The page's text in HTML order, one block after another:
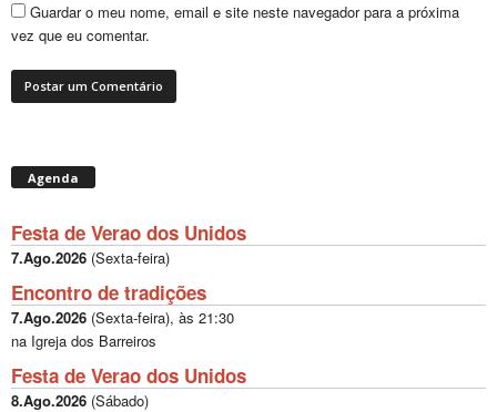
Guardar o meu nome, email e site neste navegador para a próxima
vez que eu comentar.
Agenda
Festa de Verao dos Unidos
7.Ago.2026 (Sexta-feira)
Encontro de tradições
7.Ago.2026 (Sexta-feira), às 21:30
na Igreja dos Barreiros
Festa de Verao dos Unidos
8.Ago.2026 (Sábado)